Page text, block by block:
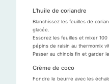
L’huile de coriandre
Blanchissez les feuilles de
glacée.
Essorez les feuilles et mixer
pépins de raisin au thermomix
Passer au chinois fin et garder le
Crème de coco
Fondre le beurre avec les